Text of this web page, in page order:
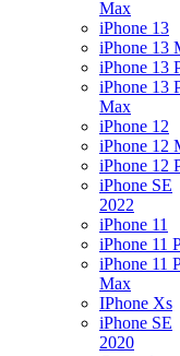
Max
iPhone 13
iPhone 13
iPhone 13
iPhone 13
Max
iPhone 12
iPhone 12
iPhone 12
iPhone SE
2022
iPhone 11
iPhone 11
iPhone 11
Max
IPhone Xs
iPhone SE
2020